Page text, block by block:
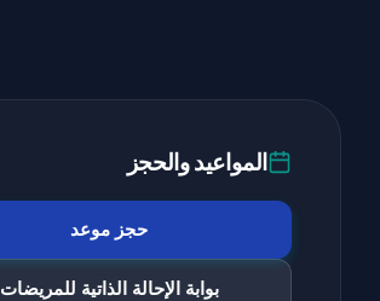
المواعيد والحجز
حجز موعد
بوابة الإحالة الذاتية للمريضات